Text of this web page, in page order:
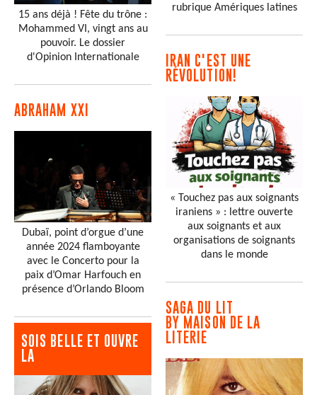
15 ans déjà ! Fête du trône :
Mohammed VI, vingt ans au
pouvoir. Le dossier
d'Opinion Internationale
ABRAHAM XXI
Dubaï, point d’orgue d’une
année 2024 flamboyante
avec le Concerto pour la
paix d’Omar Harfouch en
présence d’Orlando Bloom
SOIS BELLE ET OUVRE
LA
rubrique Amériques latines
IRAN C'EST UNE
RÉVOLUTION!
« Touchez pas aux soignants
iraniens » : lettre ouverte
aux soignants et aux
organisations de soignants
dans le monde
SAGA DU LIT
BY MAISON DE LA
LITERIE